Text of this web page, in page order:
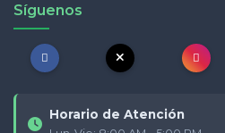
Síguenos
Horario de Atención